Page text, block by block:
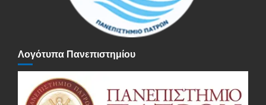
Λογότυπα Πανεπιστημίου